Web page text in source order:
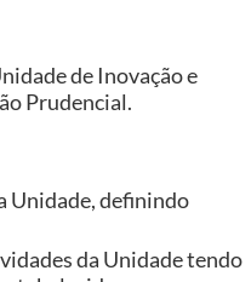
de Inovação e
Prudencial.
Unidade, definindo
da Unidade tendo